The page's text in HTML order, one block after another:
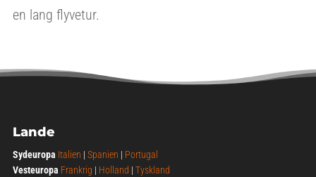
en lang flyvetur.
Lande
Sydeuropa Italien | Spanien | Portugal
Vesteuropa Frankrig | Holland | Tyskland